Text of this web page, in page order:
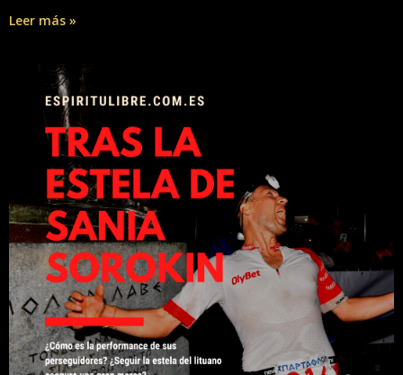
Leer más »